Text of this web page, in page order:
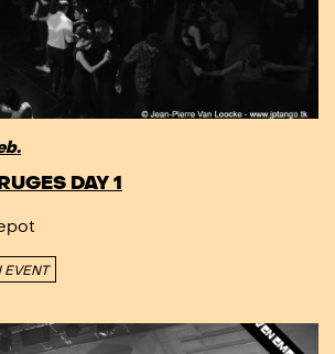
DAY 1
DIT IS EEN EXTERN EVENEMENT - DIT IS EEN EXTERN EVENEMENT -